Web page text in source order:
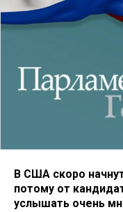
В США скоро
потому от
услышать очень